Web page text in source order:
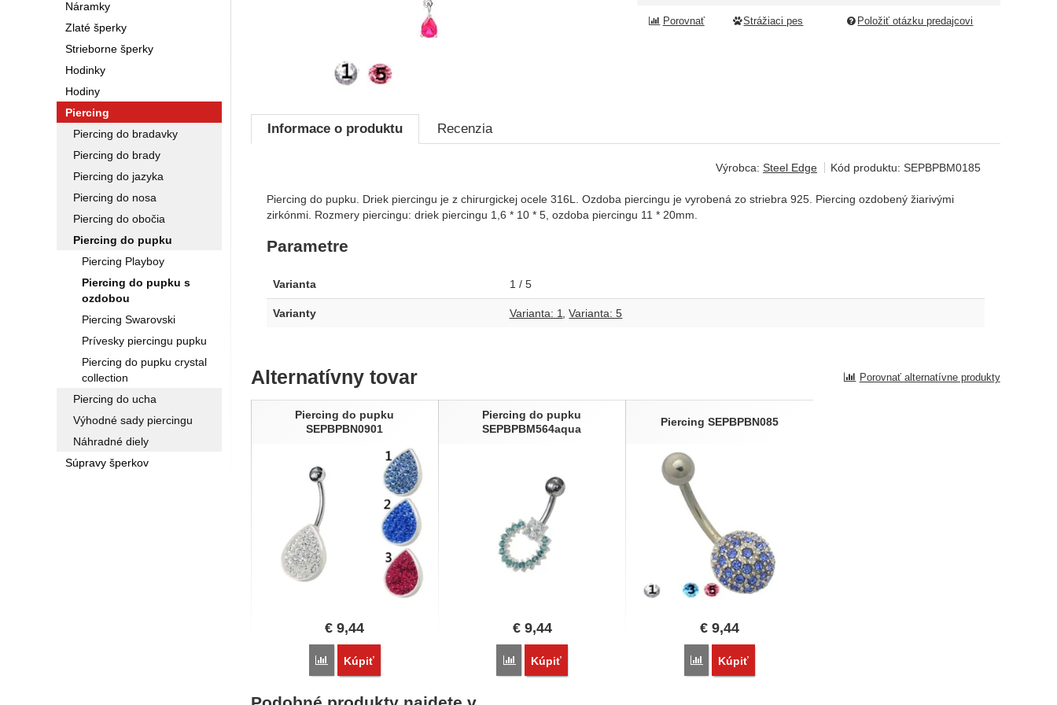
Porovnať Strážiaci pes Položiť otázku predajcovi
Informace o produktu Recenzia
Výrobca: Steel Edge Kód produktu: SEPBPBM0185
Piercing do pupku. Driek piercingu je z chirurgickej ocele 316L. Ozdoba piercingu je vyrobená zo striebra 925. Piercing ozdobený žiarivými
zirkónmi. Rozmery piercingu: driek piercingu 1,6 * 10 * 5, ozdoba piercingu 11 * 20mm.
Parametre
Varianta 1 / 5
Varianty Varianta: 1 Varianta: 5
Alternatívny tovar Porovnať alternatívne produkty
Piercing do pupku
SEPBPBN0901
€ 9,44
Porovnať
Kúpiť
Piercing do pupku
SEPBPBM564aqua
€9,44
Porovnať
Kúpiť
Piercing SEPBPBN085
€9,44
Porovnať
Kúpiť
Náramky
Zlaté šperky
Strieborne šperky
Hodinky
Hodiny
Piercing
Piercing do bradavky
Piercing do brady
Piercing do jazyka
Piercing do nosa
Piercing do obočia
Piercing do pupku
Piercing Playboy
Piercing do pupku s
ozdobou
Piercing Swarovski
Prívesky piercingu pupku
Piercing do pupku crystal
collection
Piercing do ucha
Výhodné sady piercingu
Náhradné diely
Súpravy šperkov